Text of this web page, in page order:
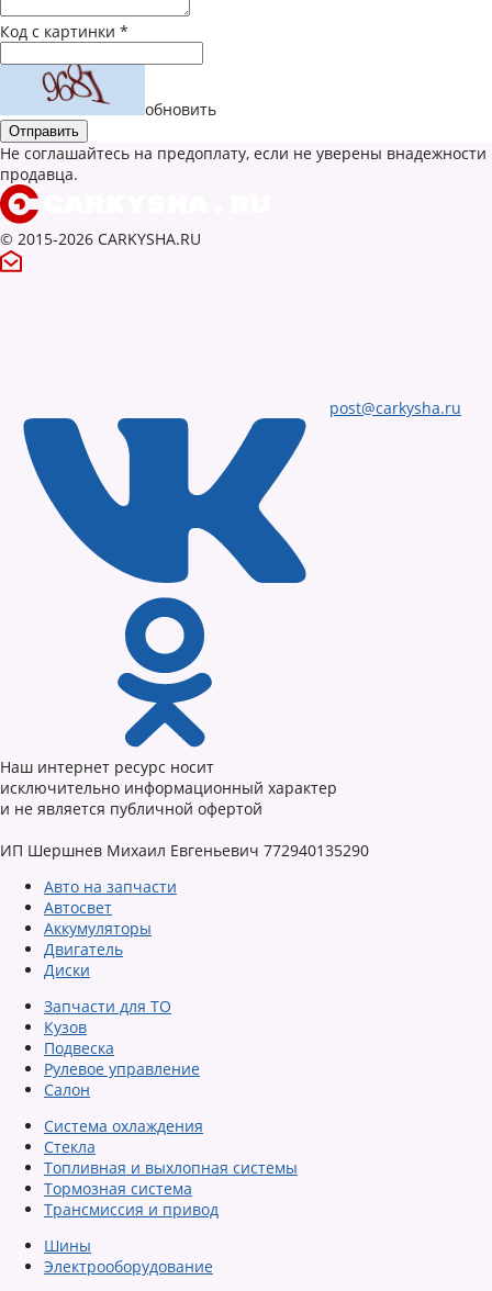
Код с картинки *
обновить
Не соглашайтесь на предоплату, если не уверены внадежности
продавца.
© 2015-2026 CARKYSHA.RU
post@carkysha.ru
Наш интернет ресурс носит
исключительно информационный характер
и не является публичной офертой
ИП Шершнев Михаил Евгеньевич 772940135290
Авто на запчасти
Автосвет
Аккумуляторы
Двигатель
Диски
Запчасти для ТО
Кузов
Подвеска
Рулевое управление
Салон
Система охлаждения
Стекла
Топливная и выхлопная системы
Тормозная система
Трансмиссия и привод
Шины
Электрооборудование